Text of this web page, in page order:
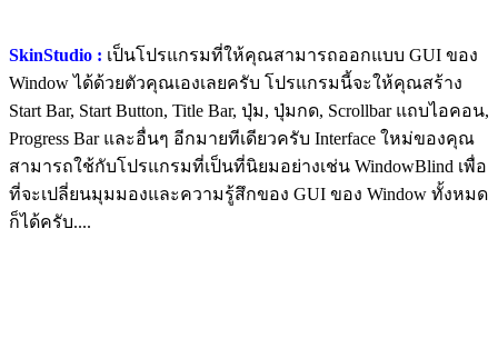
SkinStudio : เป็นโปรแกรมที่ให้คุณสามารถออกแบบ GUI ของ
Window ได้ด้วยตัวคุณเองเลยครับ โปรแกรมนี้จะให้คุณสร้าง
Start Bar, Start Button, Title Bar, ปุ่ม, ปุ่มกด, Scrollbar แถบไอคอน,
Progress Bar และอื่นๆ อีกมายทีเดียวครับ Interface ใหม่ของคุณ
สามารถใช้กับโปรแกรมที่เป็นที่นิยมอย่างเช่น WindowBlind เพื่อ
ที่จะเปลี่ยนมุมมองและความรู้สึกของ GUI ของ Window ทั้งหมด
ก็ได้ครับ....